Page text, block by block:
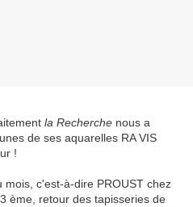
la Recherche nous a
de ses aquarelles RA VIS
!
mois, c'est-à-dire PROUST chez
ème, retour des tapisseries de